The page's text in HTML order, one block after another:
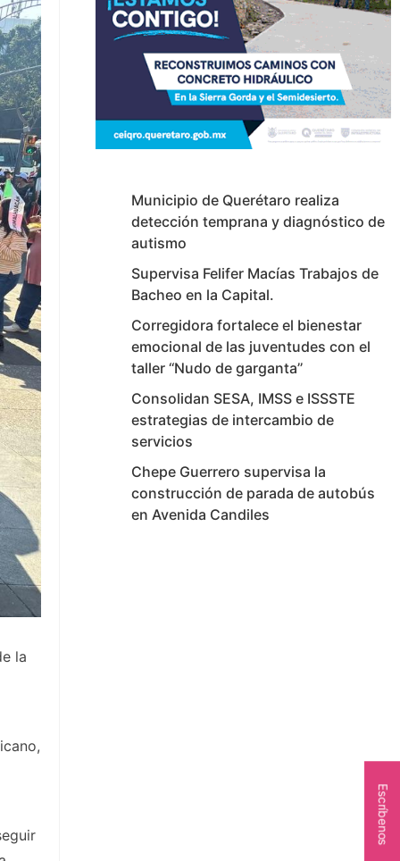
la
Municipio de Querétaro realiza
detección temprana y diagnóstico de
autismo
Supervisa Felifer Macías Trabajos de
Bacheo en la Capital.
Corregidora fortalece el bienestar
emocional de las juventudes con el
taller ‘‘Nudo de garganta’’
Consolidan SESA, IMSS e ISSSTE
estrategias de intercambio de
servicios
Chepe Guerrero supervisa la
construcción de parada de autobús
en Avenida Candiles
Escríbenos